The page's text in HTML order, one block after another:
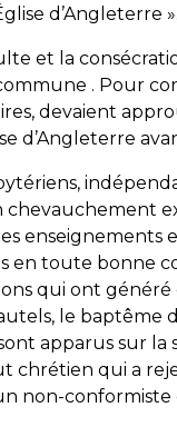
d’Angleterre ».
et la
. Pour
devaient
d’Angleterre
enseignements
en toute bonne
qui ont généré
le baptême
apparus sur la
chrétien qui a
non-conformiste